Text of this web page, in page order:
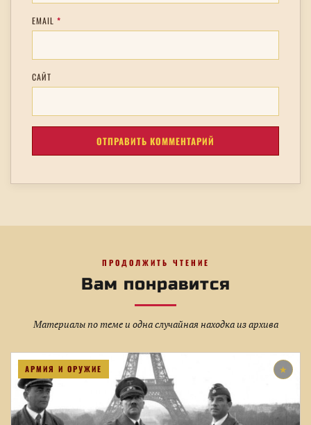
EMAIL *
САЙТ
ПРОДОЛЖИТЬ ЧТЕНИЕ
Вам понравится
Материалы по теме и одна случайная находка из архива
АРМИЯ И ОРУЖИЕ ★